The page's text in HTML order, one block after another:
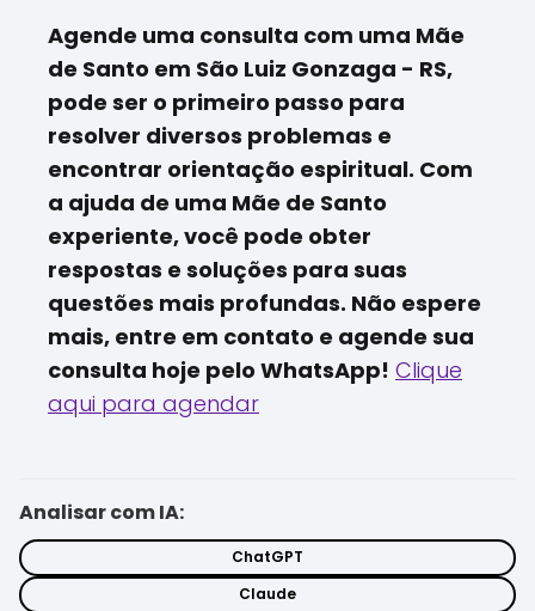
Agende uma consulta com uma Mãe
de Santo em São Luiz Gonzaga - RS,
pode ser o primeiro passo para
resolver diversos problemas e
encontrar orientação espiritual. Com
a ajuda de uma Mãe de Santo
experiente, você pode obter
respostas e soluções para suas
questões mais profundas. Não espere
mais, entre em contato e agende sua
consulta hoje pelo WhatsApp! Clique
aqui para agendar
Analisar com IA:
ChatGPT
Claude